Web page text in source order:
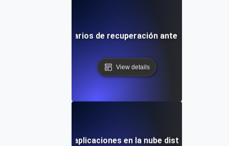
para escenarios de recuperación ante desastres
View details
para aplicaciones en la nube distribuidas en